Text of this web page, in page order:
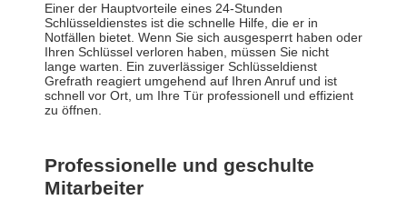
Einer der Hauptvorteile eines 24-Stunden
Schlüsseldienstes ist die schnelle Hilfe, die er in
Notfällen bietet. Wenn Sie sich ausgesperrt haben oder
Ihren Schlüssel verloren haben, müssen Sie nicht
lange warten. Ein zuverlässiger Schlüsseldienst
Grefrath reagiert umgehend auf Ihren Anruf und ist
schnell vor Ort, um Ihre Tür professionell und effizient
zu öffnen.
Professionelle und geschulte
Mitarbeiter